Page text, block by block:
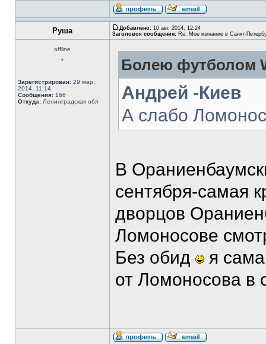
Руша Добавлено: 10 авг, 2014, 12:24
Заголовок сообщения: Re: Мое изгнание в Санкт-
offline
*
Зарегистрирован: 29 мар,
2014, 11:14
Сообщения: 166
Откуда: Ленинградская обл
Болею футболом
Андрей -Киев
А слабо
В
сентября-самая
дворцов
Ломоносове
Без обид
я
от Ломоносова в